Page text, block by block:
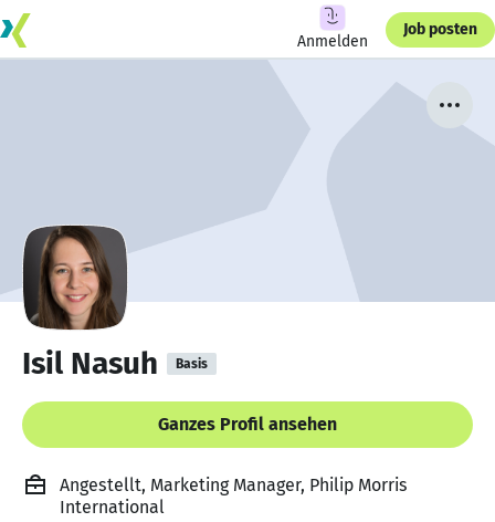
Anmelden
Job posten
Isil Nasuh Basis
Ganzes Profil ansehen
Angestellt, Marketing Manager, Philip Morris
International